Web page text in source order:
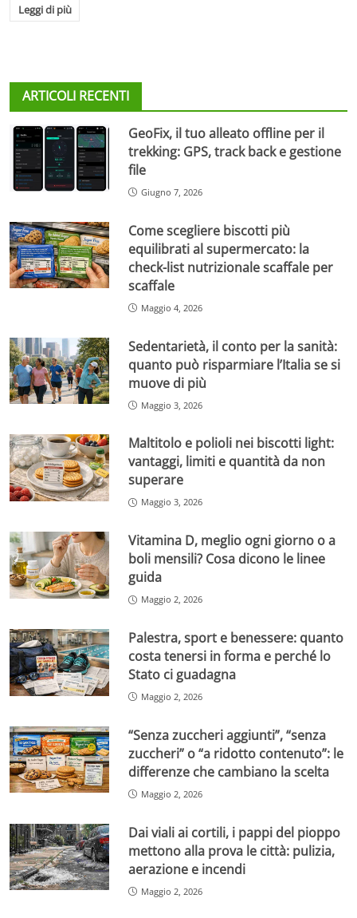
Leggi di più
ARTICOLI RECENTI
GeoFix, il tuo alleato offline per il
trekking: GPS, track back e gestione
file
Giugno 7, 2026
Come scegliere biscotti più
equilibrati al supermercato: la
check-list nutrizionale scaffale per
scaffale
Maggio 4, 2026
Sedentarietà, il conto per la sanità:
quanto può risparmiare l’Italia se si
muove di più
Maggio 3, 2026
Maltitolo e polioli nei biscotti light:
vantaggi, limiti e quantità da non
superare
Maggio 3, 2026
Vitamina D, meglio ogni giorno o a
boli mensili? Cosa dicono le linee
guida
Maggio 2, 2026
Palestra, sport e benessere: quanto
costa tenersi in forma e perché lo
Stato ci guadagna
Maggio 2, 2026
“Senza zuccheri aggiunti”, “senza
zuccheri” o “a ridotto contenuto”: le
differenze che cambiano la scelta
Maggio 2, 2026
Dai viali ai cortili, i pappi del pioppo
mettono alla prova le città: pulizia,
aerazione e incendi
Maggio 2, 2026